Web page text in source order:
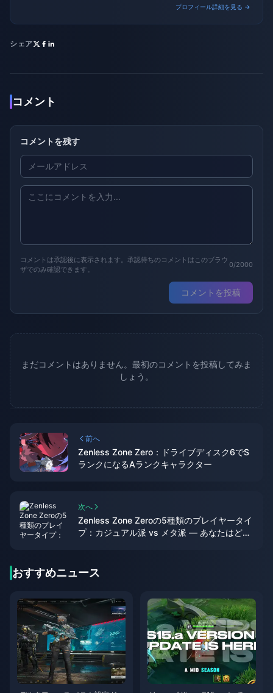
プロフィール詳細を見る →
シェア
コメント
コメントを残す
コメントは承認後に表示されます。承認待ちのコメントはこのブラウ
ザでのみ確認できます。
0/2000
コメントを投稿
まだコメントはありません。最初のコメントを投稿してみま
しょう。
前へ
Zenless Zone Zero：ドライブディスク6でS
ランクになるAランクキャラクター
次へ
Zenless Zone Zeroの5種類のプレイヤータイ
プ：カジュアル派 vs メタ派 — あなたはどっ
おすすめニュース